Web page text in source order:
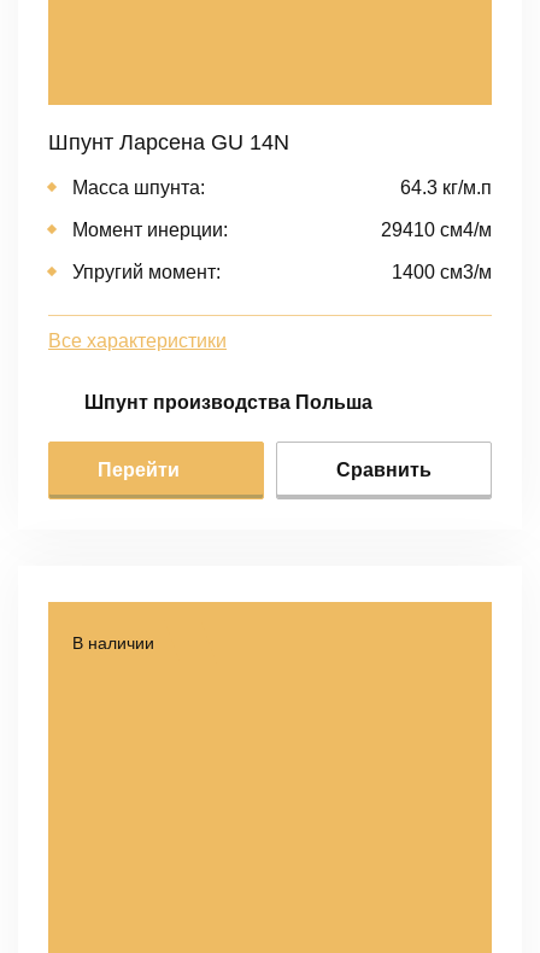
Шпунт Ларсена GU 14N
Масса шпунта: 64.3 кг/м.п
Момент инерции: 29410 cм4/м
Упругий момент: 1400 cм3/м
Все характеристики
Шпунт производства Польша
Перейти Сравнить
В наличии